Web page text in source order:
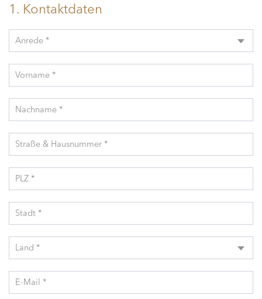
1. Kontaktdaten
Anrede *
Vorname *
Nachname *
Straße & Hausnummer *
PLZ *
Stadt *
Land *
E-Mail *